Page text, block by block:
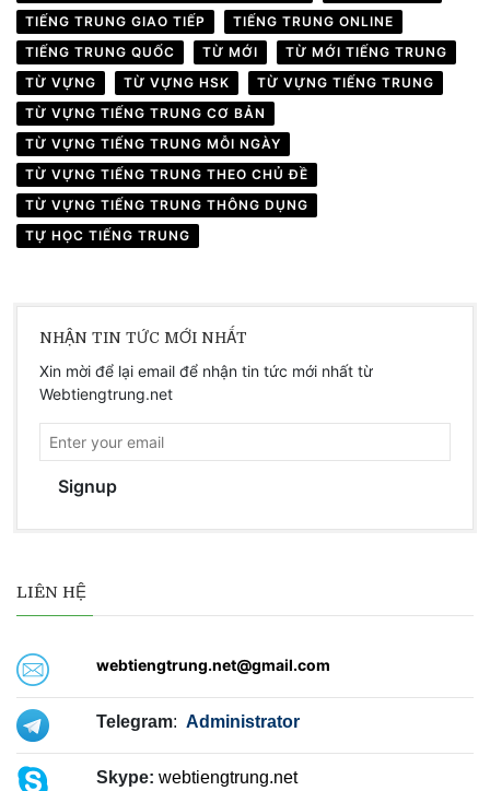
TIẾNG TRUNG GIAO TIẾP
TIẾNG TRUNG ONLINE
TIẾNG TRUNG QUỐC
TỪ MỚI
TỪ MỚI TIẾNG TRUNG
TỪ VỰNG
TỪ VỰNG HSK
TỪ VỰNG TIẾNG TRUNG
TỪ VỰNG TIẾNG TRUNG CƠ BẢN
TỪ VỰNG TIẾNG TRUNG MỖI NGÀY
TỪ VỰNG TIẾNG TRUNG THEO CHỦ ĐỀ
TỪ VỰNG TIẾNG TRUNG THÔNG DỤNG
TỰ HỌC TIẾNG TRUNG
NHẬN TIN TỨC MỚI NHẤT
Xin mời để lại email để nhận tin tức mới nhất từ
Webtiengtrung.net
Signup
LIÊN HỆ
webtiengtrung.net@gmail.com
Telegram: Administrator
Skype: webtiengtrung.net